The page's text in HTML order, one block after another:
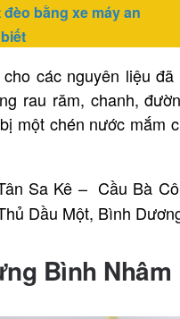
bằng xe máy an
các nguyên liệu
rau răm, chanh,
một chén nước mắm
Sa Kê – Cầu Bà
Dầu Một, Bình
Bình Nhâm